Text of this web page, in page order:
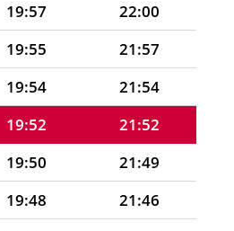
19:57
22:00
19:55
21:57
19:54
21:54
19:52
21:52
19:50
21:49
19:48
21:46